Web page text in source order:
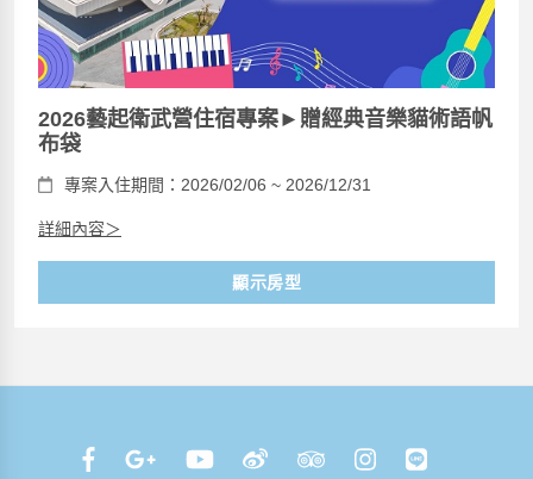
2026藝起衛武營住宿專案►贈經典音樂貓術語帆
布袋
專案入住期間：2026/02/06 ~ 2026/12/31
詳細內容＞
顯示房型